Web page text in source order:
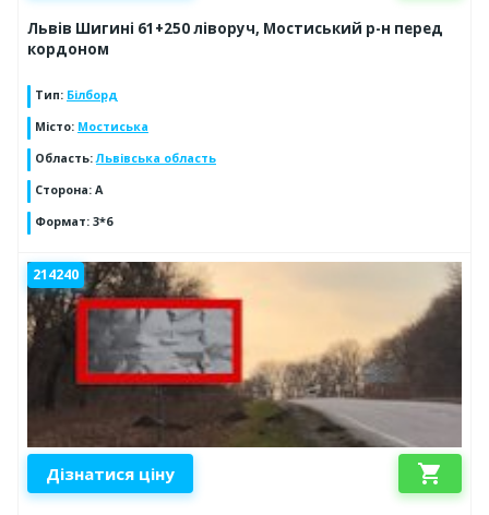
Львів Шигині 61+250 ліворуч, Мостиський р-н перед
кордоном
Тип: Білборд
Місто: Мостиська
Область:Львівська область
Сторона: А
Формат: 3*6
214240
Дізнатися ціну shopping_cart